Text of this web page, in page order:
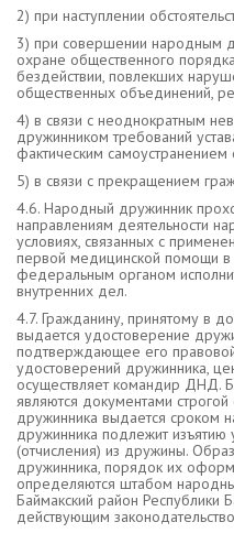
2) при наступлении
3) при совершении народным
охране общественного
бездействии, повлекших
общественных объединений,
4) в связи с неоднократным
дружинником требований
фактическим самоустранением
5) в связи с прекращением
4.6. Народный дружинник
направлениям деятельности
условиях, связанных с
первой медицинской помощи
федеральным органом
внутренних дел.
4.7. Гражданину, принятому в
выдается удостоверение
подтверждающее его
удостоверений дружинника,
осуществляет командир ДНД.
являются документами строгой
дружинника выдается сроком
дружинника подлежит изъятию
(отчисления) из дружины.
дружинника, порядок их
определяются штабом
Баймакский район Республики
действующим